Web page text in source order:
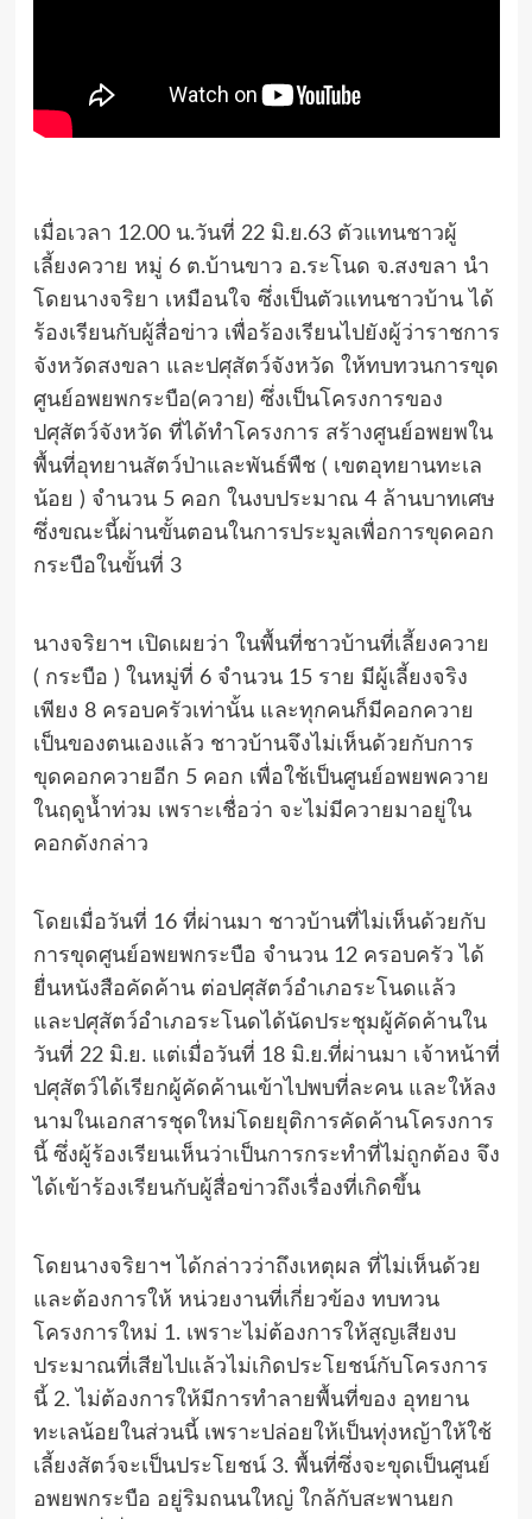
เมื่อเวลา 12.00 น.วันที่ 22 มิ.ย.63 ตัวแทนชาวผู้
เลี้ยงควาย หมู่ 6 ต.บ้านขาว อ.ระโนด จ.สงขลา นำ
โดยนางจริยา เหมือนใจ ซึ่งเป็นตัวแทนชาวบ้าน ได้
ร้องเรียนกับผู้สื่อข่าว เพื่อร้องเรียนไปยังผู้ว่าราชการ
จังหวัดสงขลา และปศุสัตว์จังหวัด ให้ทบทวนการขุด
ศูนย์อพยพกระบือ(ควาย) ซึ่งเป็นโครงการของ
ปศุสัตว์จังหวัด ที่ได้ทำโครงการ สร้างศูนย์อพยพใน
พื้นที่อุทยานสัตว์ป่าและพันธ์พืช ( เขตอุทยานทะเล
น้อย ) จำนวน 5 คอก ในงบประมาณ 4 ล้านบาทเศษ
ซึ่งขณะนี้ผ่านขั้นตอนในการประมูลเพื่อการขุดคอก
กระบือในขั้นที่ 3
นางจริยาฯ เปิดเผยว่า ในพื้นที่ชาวบ้านที่เลี้ยงควาย
( กระบือ ) ในหมู่ที่ 6 จำนวน 15 ราย มีผู้เลี้ยงจริง
เพียง 8 ครอบครัวเท่านั้น และทุกคนก็มีคอกควาย
เป็นของตนเองแล้ว ชาวบ้านจึงไม่เห็นด้วยกับการ
ขุดคอกควายอีก 5 คอก เพื่อใช้เป็นศูนย์อพยพควาย
ในฤดูน้ำท่วม เพราะเชื่อว่า จะไม่มีควายมาอยู่ใน
คอกดังกล่าว
โดยเมื่อวันที่ 16 ที่ผ่านมา ชาวบ้านที่ไม่เห็นด้วยกับ
การขุดศูนย์อพยพกระบือ จำนวน 12 ครอบครัว ได้
ยื่นหนังสือคัดค้าน ต่อปศุสัตว์อำเภอระโนดแล้ว
และปศุสัตว์อำเภอระโนดได้นัดประชุมผู้คัดค้านใน
วันที่ 22 มิ.ย. แต่เมื่อวันที่ 18 มิ.ย.ที่ผ่านมา เจ้าหน้าที่
ปศุสัตว์ได้เรียกผู้คัดค้านเข้าไปพบที่ละคน และให้ลง
นามในเอกสารชุดใหม่โดยยุติการคัดค้านโครงการ
นี้ ซึ่งผู้ร้องเรียนเห็นว่าเป็นการกระทำที่ไม่ถูกต้อง จึง
ได้เข้าร้องเรียนกับผู้สื่อข่าวถึงเรื่องที่เกิดขึ้น
โดยนางจริยาฯ ได้กล่าวว่าถึงเหตุผล ที่ไม่เห็นด้วย
และต้องการให้ หน่วยงานที่เกี่ยวข้อง ทบทวน
โครงการใหม่ 1. เพราะไม่ต้องการให้สูญเสียงบ
ประมาณที่เสียไปแล้วไม่เกิดประโยชน์กับโครงการ
นี้ 2. ไม่ต้องการให้มีการทำลายพื้นที่ของ อุทยาน
ทะเลน้อยในส่วนนี้ เพราะปล่อยให้เป็นทุ่งหญ้าให้ใช้
เลี้ยงสัตว์จะเป็นประโยชน์ 3. พื้นที่ซึ่งจะขุดเป็นศูนย์
อพยพกระบือ อยู่ริมถนนใหญ่ ใกล้กับสะพานยก